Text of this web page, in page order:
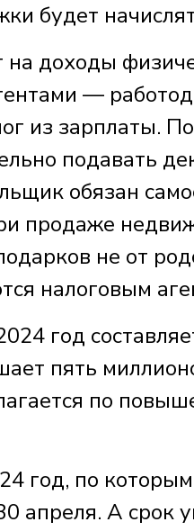
будет
на доходы
—
из зарплаты.
подавать
обязан
продаже
не от
налоговым
год
пять
по
год, по
апреля. А срок